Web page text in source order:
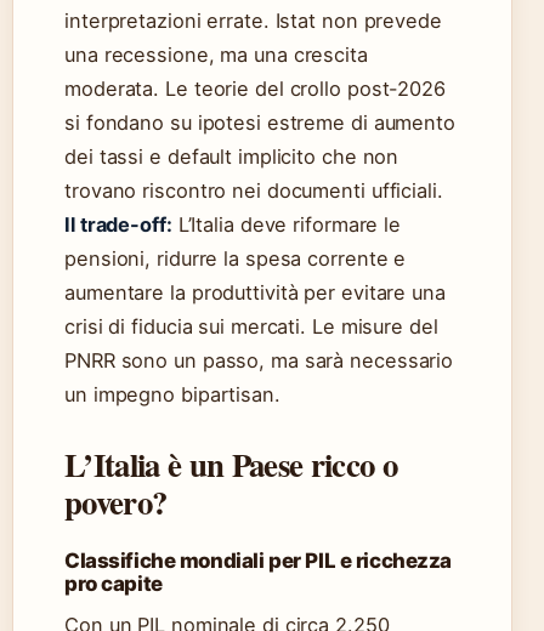
interpretazioni errate. Istat non prevede
una recessione, ma una crescita
moderata. Le teorie del crollo post-2026
si fondano su ipotesi estreme di aumento
dei tassi e default implicito che non
trovano riscontro nei documenti ufficiali.
Il trade-off: L’Italia deve riformare le
pensioni, ridurre la spesa corrente e
aumentare la produttività per evitare una
crisi di fiducia sui mercati. Le misure del
PNRR sono un passo, ma sarà necessario
un impegno bipartisan.
L’Italia è un Paese ricco o
povero?
Classifiche mondiali per PIL e ricchezza
pro capite
Con un PIL nominale di circa 2.250